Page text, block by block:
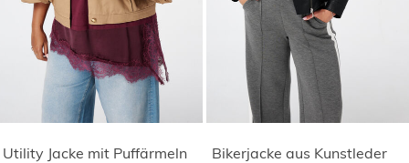
Utility Jacke mit Puffärmeln Bikerjacke aus Kunstleder